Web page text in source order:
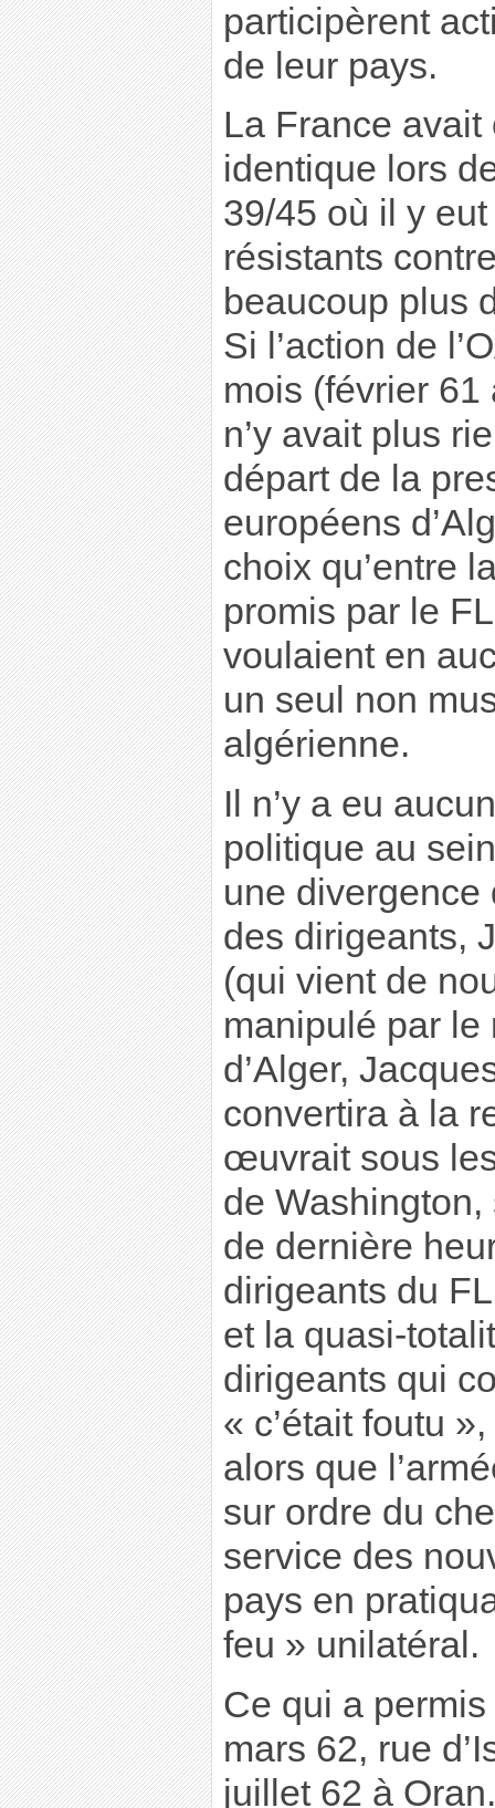
participèrent
de leur pays.
La France
identique lors
39/45 où il y
résistants
beaucoup plus
Si l’action de
mois (février 61
n’y avait plus
départ de la
européens
choix qu’entre
promis par le
voulaient en
un seul non
algérienne.
Il n’y a eu
politique au
une divergence
des dirigeants,
(qui vient de
manipulé par le
d’Alger,
convertira à la
œuvrait sous
de
de dernière
dirigeants du
et la quasi-
dirigeants qui
« c’était foutu
alors que
sur ordre du
service des
pays en
feu » unilatéral.
Ce qui a
mars 62, rue
juillet 62 à Oran.